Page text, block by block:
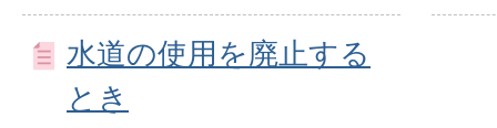
水道の使用を廃止する
とき